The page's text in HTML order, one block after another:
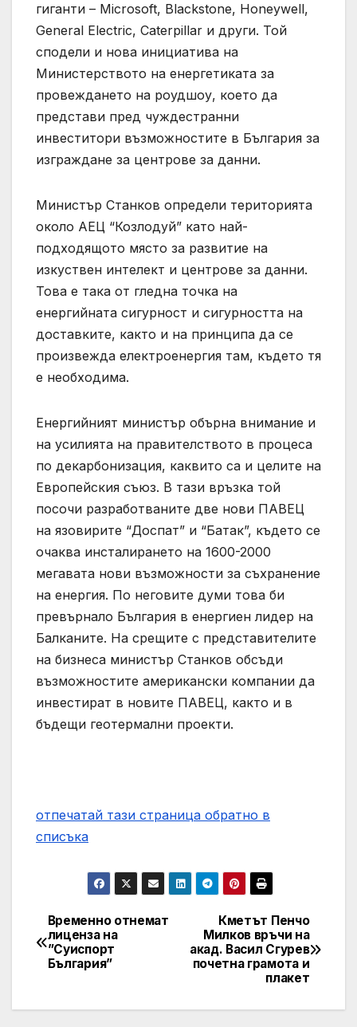
гиганти – Microsoft, Blackstone, Honeywell,
General Electric, Caterpillаr и други. Той
сподели и нова инициатива на
Министерството на енергетиката за
провеждането на роудшоу, което да
представи пред чуждестранни
инвеститори възможностите в България за
изграждане за центрове за данни.
Министър Станков определи територията
около АЕЦ “Козлодуй” като най-
подходящото място за развитие на
изкуствен интелект и центрове за данни.
Това е така от гледна точка на
енергийната сигурност и сигурността на
доставките, както и на принципа да се
произвежда електроенергия там, където тя
е необходима.
Енергийният министър обърна внимание и
на усилията на правителството в процеса
по декарбонизация, каквито са и целите на
Европейския съюз. В тази връзка той
посочи разработваните две нови ПАВЕЦ
на язовирите “Доспат” и “Батак”, където се
очаква инсталирането на 1600-2000
мегавата нови възможности за съхранение
на енергия. По неговите думи това би
превърнало България в енергиен лидер на
Балканите. На срещите с представителите
на бизнеса министър Станков обсъди
възможностите американски компании да
инвестират в новите ПАВЕЦ, както и в
бъдещи геотермални проекти.
отпечатай тази страница обратно в
списъка
Post
navigation
Кметът Пенчо
Милков връчи на
акад. Васил Сгурев
почетна грамота и
плакет
Временно отнемат
лиценза на
”Суиспорт
България”